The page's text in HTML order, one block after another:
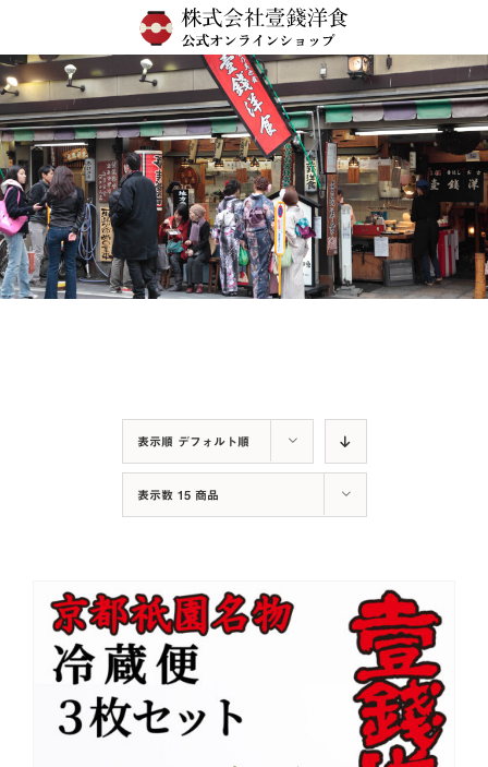
content
表示順 デフォルト順
表示数 15 商品